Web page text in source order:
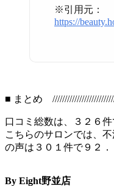
※引用元：
https://
■ まとめ
口コミ総数は、３２６
こちらのサロンでは、
の声は３０１件で９２．
By Eight野並店